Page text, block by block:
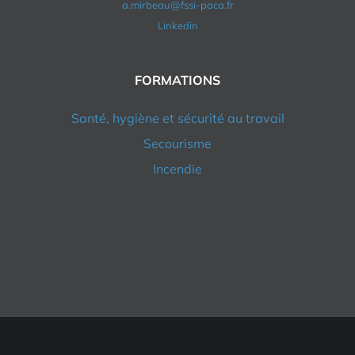
a.mirbeau@fssi-paca.fr
Linkedin
FORMATIONS
Santé, hygiène et sécurité au travail
Secourisme
Incendie